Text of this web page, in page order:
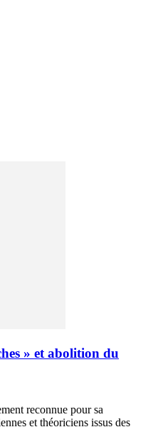
» et abolition du
reconnue pour sa
et théoriciens issus des